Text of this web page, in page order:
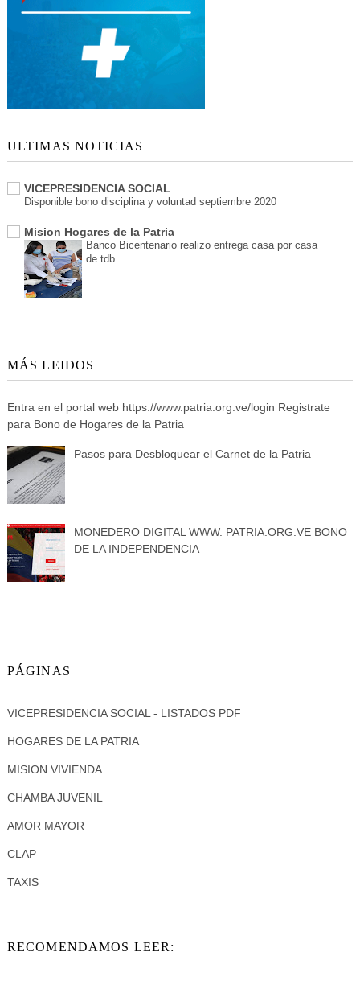
ULTIMAS NOTICIAS
VICEPRESIDENCIA SOCIAL
Disponible bono disciplina y voluntad septiembre 2020
Mision Hogares de la Patria
Banco Bicentenario realizo entrega casa por casa
de tdb
MÁS LEIDOS
Entra en el portal web https://www.patria.org.ve/login Registrate
para Bono de Hogares de la Patria
Pasos para Desbloquear el Carnet de la Patria
MONEDERO DIGITAL WWW. PATRIA.ORG.VE BONO
DE LA INDEPENDENCIA
PÁGINAS
VICEPRESIDENCIA SOCIAL - LISTADOS PDF
HOGARES DE LA PATRIA
MISION VIVIENDA
CHAMBA JUVENIL
AMOR MAYOR
CLAP
TAXIS
RECOMENDAMOS LEER: